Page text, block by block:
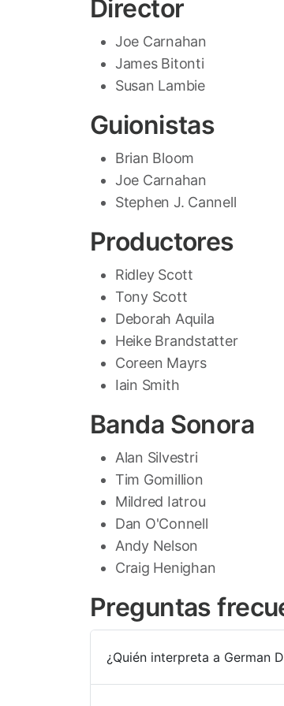
Director
Joe Carnahan
James Bitonti
Susan Lambie
Guionistas
Brian Bloom
Joe Carnahan
Stephen J. Cannell
Productores
Ridley Scott
Tony Scott
Deborah Aquila
Heike Brandstatter
Coreen Mayrs
Iain Smith
Banda Sonora
Alan Silvestri
Tim Gomillion
Mildred Iatrou
Dan O'Connell
Andy Nelson
Craig Henighan
Preguntas
¿Quién interpreta a German